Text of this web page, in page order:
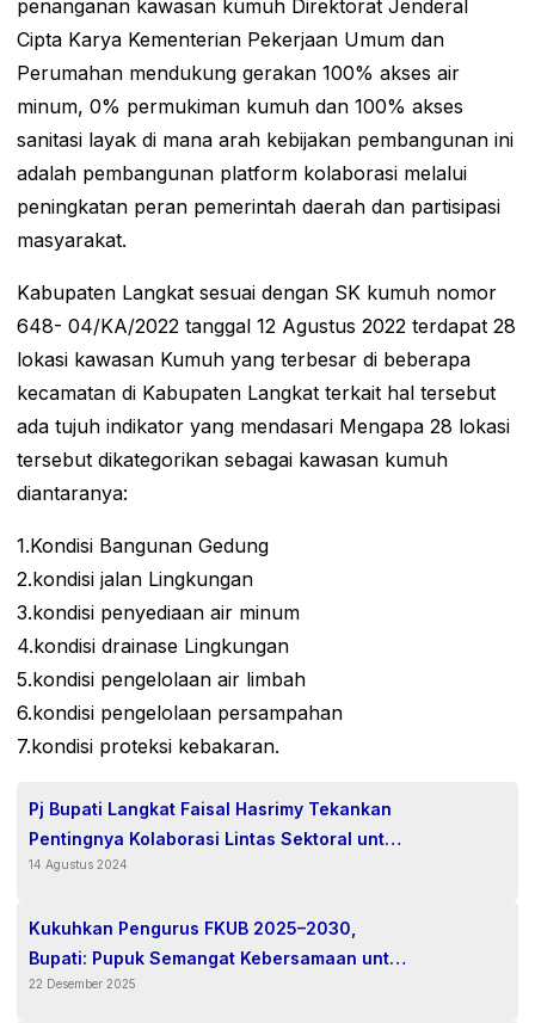
penanganan kawasan kumuh Direktorat Jenderal
Cipta Karya Kementerian Pekerjaan Umum dan
Perumahan mendukung gerakan 100% akses air
minum, 0% permukiman kumuh dan 100% akses
sanitasi layak di mana arah kebijakan pembangunan ini
adalah pembangunan platform kolaborasi melalui
peningkatan peran pemerintah daerah dan partisipasi
masyarakat.
Kabupaten Langkat sesuai dengan SK kumuh nomor
648- 04/KA/2022 tanggal 12 Agustus 2022 terdapat 28
lokasi kawasan Kumuh yang terbesar di beberapa
kecamatan di Kabupaten Langkat terkait hal tersebut
ada tujuh indikator yang mendasari Mengapa 28 lokasi
tersebut dikategorikan sebagai kawasan kumuh
diantaranya:
1.Kondisi Bangunan Gedung
2.kondisi jalan Lingkungan
3.kondisi penyediaan air minum
4.kondisi drainase Lingkungan
5.kondisi pengelolaan air limbah
6.kondisi pengelolaan persampahan
7.kondisi proteksi kebakaran.
Pj Bupati Langkat Faisal Hasrimy Tekankan
Pentingnya Kolaborasi Lintas Sektoral untuk
Sukseskan Pilkada Damai 2024
14 Agustus 2024
Kukuhkan Pengurus FKUB 2025–2030,
Bupati: Pupuk Semangat Kebersamaan untuk
Kabupaten Simalungun
22 Desember 2025